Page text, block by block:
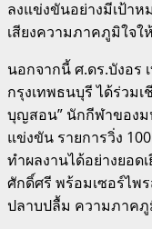
ลงแข่งขันอย่างมีเป้าห
เสียงความภาคภูมิใจ
นอกจากนี้ ศ.ดร.บังอร
กรุงเทพธนบุรี ได้ร่วม
บุญสอน” นักกีฬาของม
แข่งขัน รายการวิ่ง
ทำผลงานได้อย่างยอด
ศักดิ์ศรี พร้อมเซอร์ไพ
ปลาบปลื้ม ความภาคภู